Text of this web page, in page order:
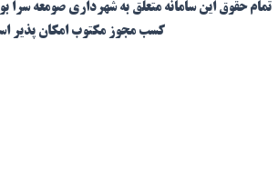
این سامانه متعلق به شهرداری صومعه سرا بوده و
کسب مجوز مکتوب امکان پذیر است.